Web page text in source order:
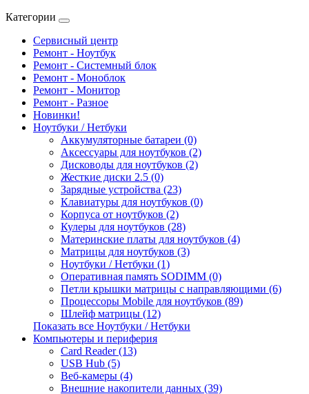
Категории
Сервисный центр
Ремонт - Ноутбук
Ремонт - Системный блок
Ремонт - Моноблок
Ремонт - Монитор
Ремонт - Разное
Новинки!
Ноутбуки / Нетбуки
Аккумуляторные батареи (0)
Аксессуары для ноутбуков (2)
Дисководы для ноутбуков (2)
Жесткие диски 2.5 (0)
Зарядные устройства (23)
Клавиатуры для ноутбуков (0)
Корпуса от ноутбуков (2)
Кулеры для ноутбуков (28)
Материнские платы для ноутбуков (4)
Матрицы для ноутбуков (3)
Ноутбуки / Нетбуки (1)
Оперативная память SODIMM (0)
Петли крышки матрицы с направляющими (6)
Процессоры Mobile для ноутбуков (89)
Шлейф матрицы (12)
Показать все Ноутбуки / Нетбуки
Компьютеры и периферия
Card Reader (13)
USB Hub (5)
Веб-камеры (4)
Внешние накопители данных (39)